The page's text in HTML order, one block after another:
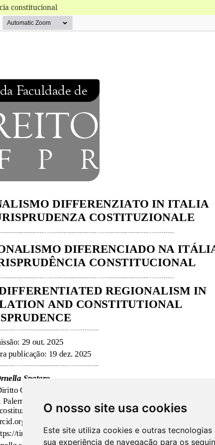
O nosso site usa cookies
Este site utiliza cookies e outras
sua experiência de navegação para os
constitucional